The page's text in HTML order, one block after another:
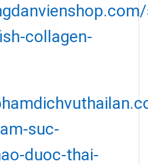
collagen-
suc-
duoc-thai-